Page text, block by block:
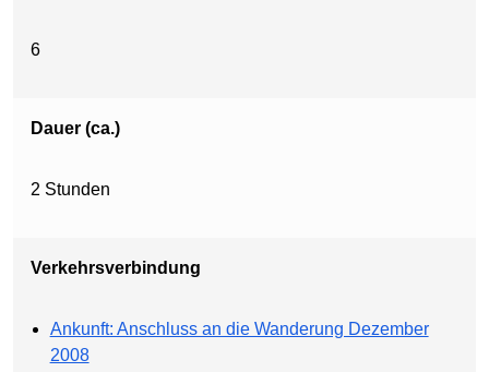
6
Dauer (ca.)
2 Stunden
Verkehrsverbindung
Ankunft: Anschluss an die Wanderung Dezember
2008